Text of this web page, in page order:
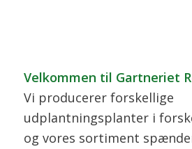
Velkommen til Gartneriet
Vi producerer forskellige
udplantningsplanter i
og vores sortiment